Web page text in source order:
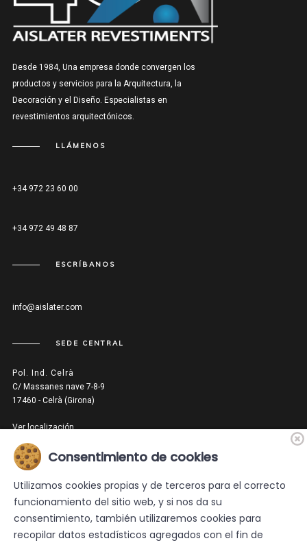
Desde 1984, Una empresa donde convergen los
productos y servicios para la Arquitectura, la
Decoración y el Diseño. Especialistas en
revestimientos arquitectónicos.
LLÁMENOS
+34 972 23 60 00
+34 972 49 48 87
ESCRÍBANOS
info@aislater.com
SEDE CENTRAL
Pol. Ind. Celrà
C/ Massanes nave 7-8-9
17460 - Celrà (Girona)
Ver localización
Consentimiento de cookies
Utilizamos cookies propias y de terceros para el correcto
funcionamiento del sitio web, y si nos da su
consentimiento, también utilizaremos cookies para
recopilar datos estadísticos agregados con el fin de